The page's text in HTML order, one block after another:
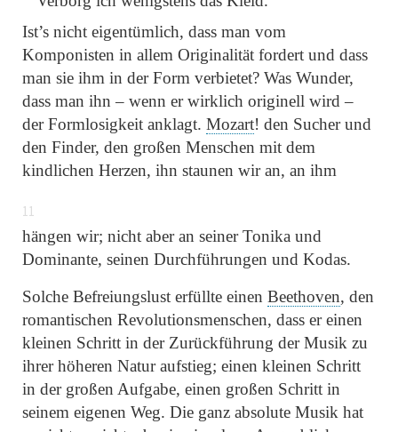
Ist’s nicht eigentümlich, dass man vom
Komponisten in allem Originalität fordert und dass
man sie ihm in der Form verbietet? Was Wunder,
dass man ihn – wenn er wirklich originell wird –
der Formlosigkeit anklagt. Mozart! den Sucher und
den Finder, den großen Menschen mit dem
kindlichen Herzen, ihn staunen wir an, an ihm
11
hängen wir; nicht aber an seiner Tonika und
Dominante, seinen Durchführungen und Kodas.
Solche Befreiungslust erfüllte einen Beethoven, den
romantischen Revolutionsmenschen, dass er einen
kleinen Schritt in der Zurückführung der Musik zu
ihrer höheren Natur aufstieg; einen kleinen Schritt
in der großen Aufgabe, einen großen Schritt in
seinem eigenen Weg. Die ganz absolute Musik hat